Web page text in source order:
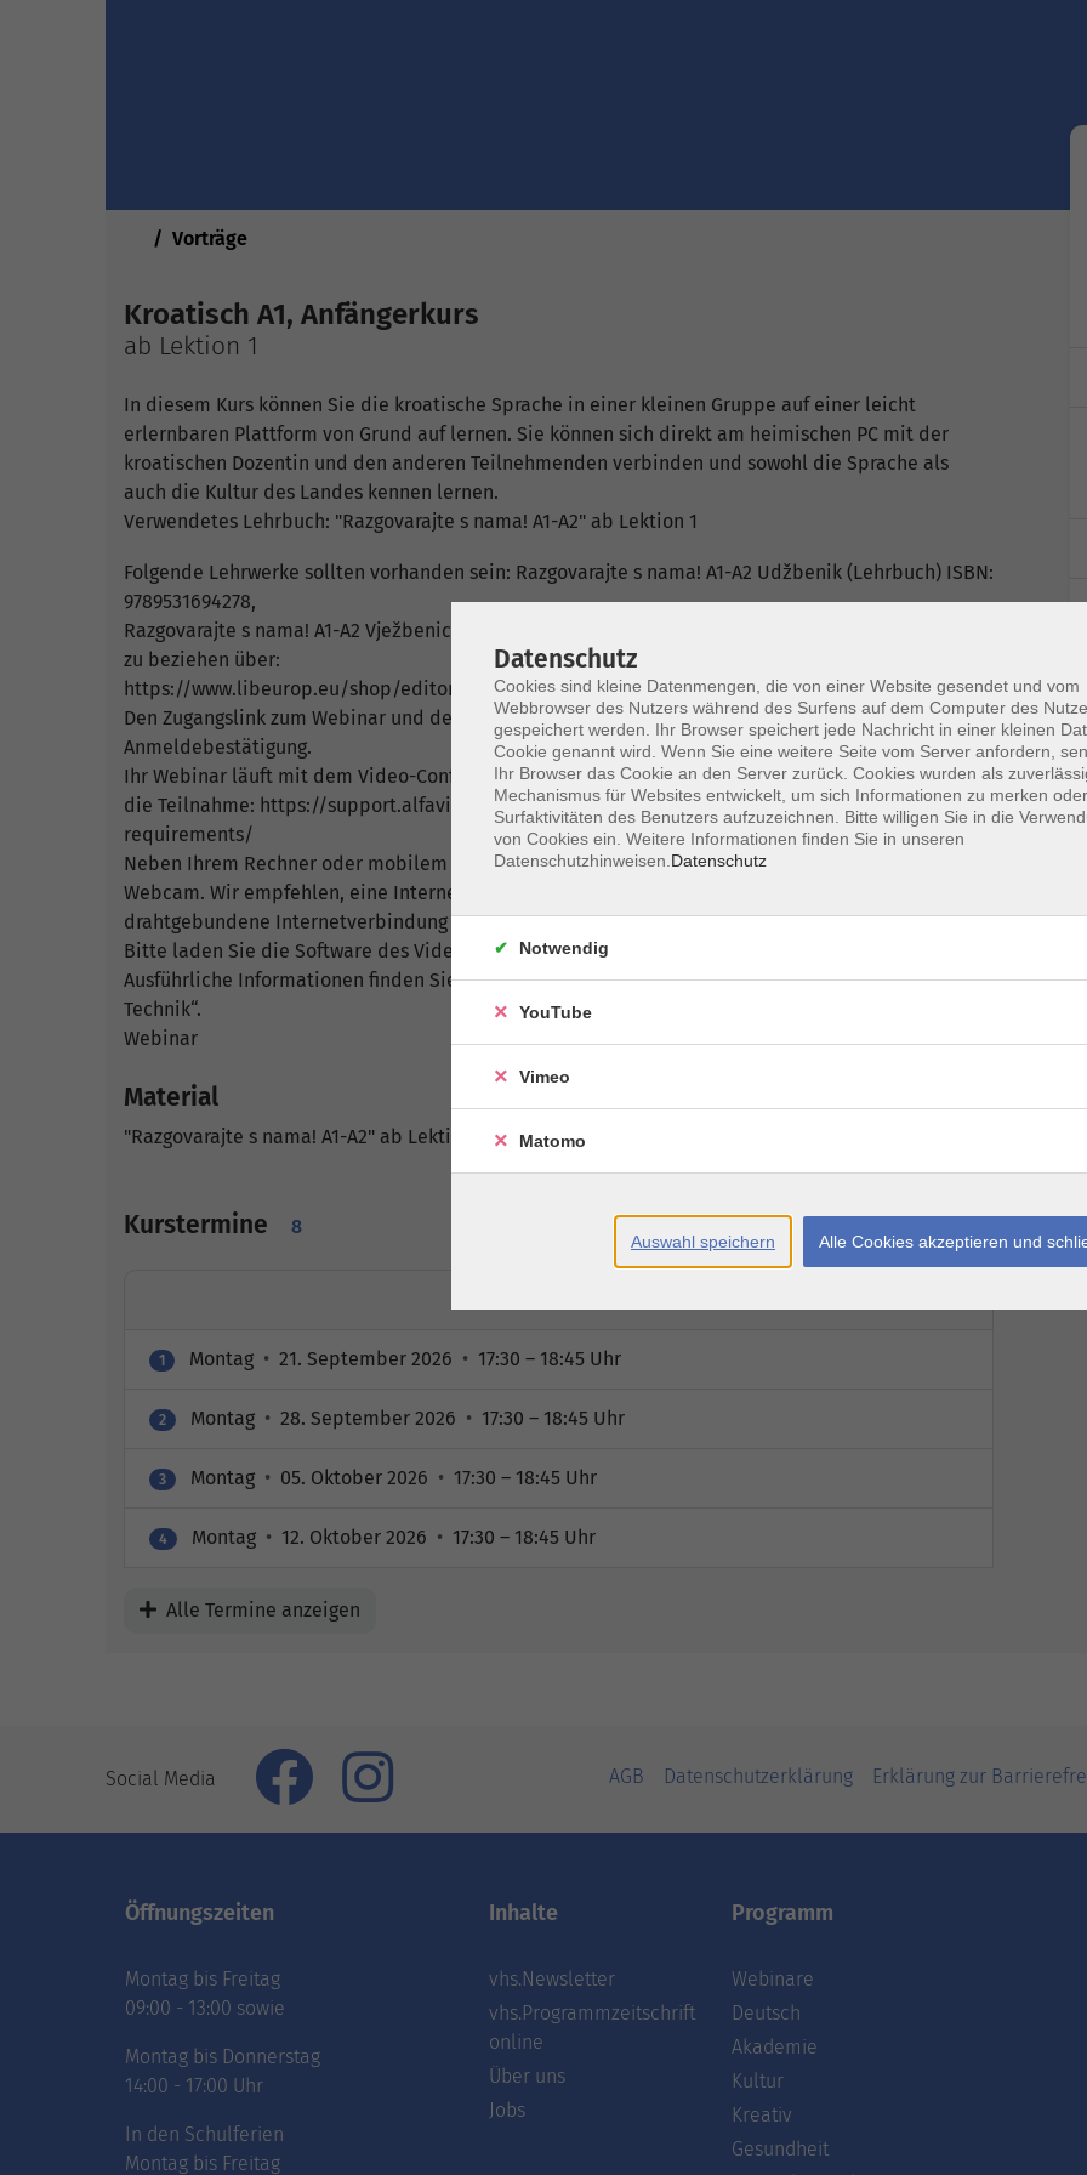
Vorträge
Kroatisch A1, Anfängerkurs
ab Lektion 1
In diesem Kurs können Sie die kroatische Sprache in einer kleinen Gruppe auf einer leicht
erlernbaren Plattform von Grund auf lernen. Sie können sich direkt am heimischen PC mit der
kroatischen Dozentin und den anderen Teilnehmenden verbinden und sowohl die Sprache als
auch die Kultur des Landes kennen lernen.
Verwendetes Lehrbuch: "Razgovarajte s nama! A1-A2" ab Lektion 1
Folgende Lehrwerke sollten vorhanden sein: Razgovarajte s nama! A1-A2 Udžbenik (Lehrbuch) ISBN:
9789531694278,
Razgovarajte s nama! A1-A2 Vježbenica (Übungsbuch) ISBN: 9789531694933
zu beziehen über:
https://www.libeurop.eu/shop/editor/hrvatska-svevcilijna-naklada-68589
Den Zugangslink zum Webinar und den Link zum Login-Leitfaden finden Sie in Ihrer
Anmeldebestätigung.
Ihr Webinar läuft mit dem Video-Conferencing-System alfaview®. Technische Voraussetzungen für
die Teilnahme: https://support.alfaview.com/de/first-steps/getting-started/system-and-network-
requirements/
Neben Ihrem Rechner oder mobilem Endgerät benötigen Sie ein Headset mit Mikrofon sowie eine
Webcam. Wir empfehlen, eine Internetverbindung von mindestens 16 MBit/s, sowie eine
drahtgebundene Internetverbindung (LAN) zu nutzen.
Bitte laden Sie die Software des Video-Conferencing-System alfaview® auf Ihren Rechner.
Ausführliche Informationen finden Sie auf www.webinare-vhs.de unten unter „Hinweise zur
Technik“.
Webinar
Material
"Razgovarajte s nama! A1-A2" ab Lektion 1
Kurstermine 8
1 Montag • 21. September 2026 • 17:30 – 18:45 Uhr
2 Montag • 28. September 2026 • 17:30 – 18:45 Uhr
3 Montag • 05. Oktober 2026 • 17:30 – 18:45 Uhr
4 Montag • 12. Oktober 2026 • 17:30 – 18:45 Uhr
Alle Termine anzeigen
Social Media AGB Datenschutzerklärung Erklärung zur
Öffnungszeiten
Montag bis Freitag
09:00 - 13:00 sowie
Montag bis Donnerstag
14:00 - 17:00 Uhr
In den Schulferien
Montag bis Freitag
Inhalte
vhs.Newsletter
vhs.Programmzeitschrift
online
Über uns
Jobs
Programm
Webinare
Deutsch
Akademie
Kultur
Kreativ
Gesundheit
Datenschutz
Cookies sind kleine Datenmengen, die von einer Website gesendet und vom
Webbrowser des Nutzers während des Surfens auf dem Computer des
gespeichert werden. Ihr Browser speichert jede Nachricht in einer kleinen
Cookie genannt wird. Wenn Sie eine weitere Seite vom Server anfordern,
Ihr Browser das Cookie an den Server zurück. Cookies wurden als
Mechanismus für Websites entwickelt, um sich Informationen zu merken
Surfaktivitäten des Benutzers aufzuzeichnen. Bitte willigen Sie in die
von Cookies ein. Weitere Informationen finden Sie in unseren
Datenschutzhinweisen. Datenschutz
Notwendig
YouTube
Vimeo
Matomo
Auswahl speichern Alle Cookies akzeptieren und